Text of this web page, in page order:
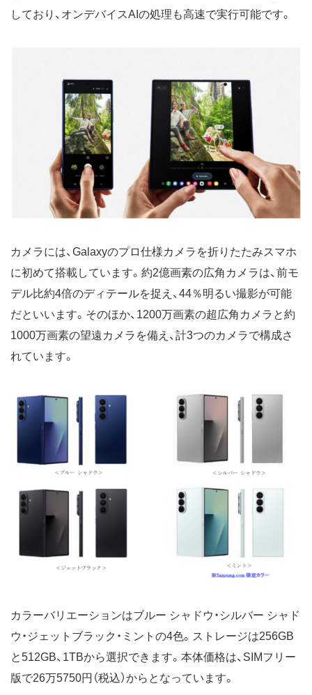
しており、オンデバイスAIの処理も高速で実行可能です。
カメラには、Galaxyのプロ仕様カメラを折りたたみスマホ
に初めて搭載しています。約2億画素の広角カメラは、前モ
デル比約4倍のディテールを捉え、44％明るい撮影が可能
だといいます。そのほか、1200万画素の超広角カメラと約
1000万画素の望遠カメラを備え、計3つのカメラで構成さ
れています。
カラーバリエーションはブルー シャドウ・シルバー シャド
ウ・ジェットブラック・ミントの4色。ストレージは256GB
と512GB、1TBから選択できます。本体価格は、SIMフリー
版で26万5750円（税込）からとなっています。